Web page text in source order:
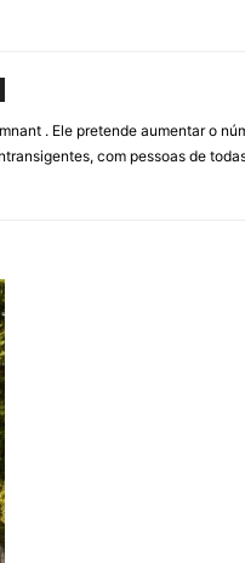
. Ele pretende aumentar o
com pessoas de